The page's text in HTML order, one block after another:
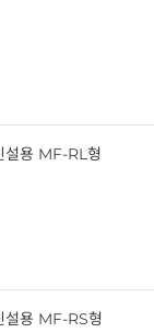
설용 MF-RL형
설용 MF-RS형